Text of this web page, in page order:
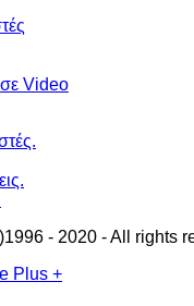
σε Video
- 2020 - All rights
Plus +